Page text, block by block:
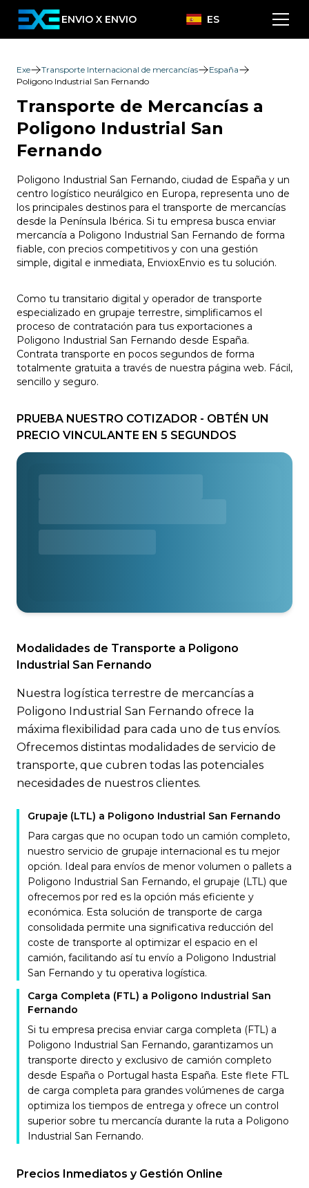
ENVIO X ENVIO ES
Exe Transporte Internacional de mercancías
España
Poligono Industrial San Fernando
Transporte de Mercancías a
Poligono Industrial San
Fernando
Poligono Industrial San Fernando, ciudad de España y un
centro logístico neurálgico en Europa, representa uno de
los principales destinos para el transporte de mercancías
desde la Península Ibérica. Si tu empresa busca enviar
mercancía a Poligono Industrial San Fernando de forma
fiable, con precios competitivos y con una gestión
simple, digital e inmediata, EnvioxEnvio es tu solución.
Como tu transitario digital y operador de transporte
especializado en grupaje terrestre, simplificamos el
proceso de contratación para tus exportaciones a
Poligono Industrial San Fernando desde España.
Contrata transporte en pocos segundos de forma
totalmente gratuita a través de nuestra página web. Fácil,
sencillo y seguro.
PRUEBA NUESTRO COTIZADOR - OBTÉN UN
PRECIO VINCULANTE EN 5 SEGUNDOS
Modalidades de Transporte a Poligono
Industrial San Fernando
Nuestra logística terrestre de mercancías a
Poligono Industrial San Fernando ofrece la
máxima flexibilidad para cada uno de tus envíos.
Ofrecemos distintas modalidades de servicio de
transporte, que cubren todas las potenciales
necesidades de nuestros clientes.
Grupaje (LTL) a Poligono Industrial San Fernando
Para cargas que no ocupan todo un camión completo,
nuestro servicio de grupaje internacional es tu mejor
opción. Ideal para envíos de menor volumen o pallets a
Poligono Industrial San Fernando, el grupaje (LTL) que
ofrecemos por red es la opción más eficiente y
económica. Esta solución de transporte de carga
consolidada permite una significativa reducción del
coste de transporte al optimizar el espacio en el
camión, facilitando así tu envío a Poligono Industrial
San Fernando y tu operativa logística.
Carga Completa (FTL) a Poligono Industrial San
Fernando
Si tu empresa precisa enviar carga completa (FTL) a
Poligono Industrial San Fernando, garantizamos un
transporte directo y exclusivo de camión completo
desde España o Portugal hasta España. Este flete FTL
de carga completa para grandes volúmenes de carga
optimiza los tiempos de entrega y ofrece un control
superior sobre tu mercancía durante la ruta a Poligono
Industrial San Fernando.
Precios Inmediatos y Gestión Online